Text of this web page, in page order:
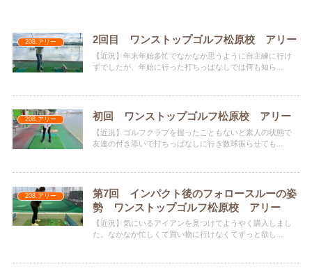
208.アリー 2回目 ワンストップゴルフ松原校 アリー
【近況】年末年始多忙でなかなか思うように自主練に行け
ずでしたが、年始に行った打ちっぱなしでは何も知ら...
208.アリー 初回 ワンストップゴルフ松原校 アリー
【近況】ゴルフクラブを握ったこともないど素人の状態で
友達の付き添いで打ちっぱなしに行き数球振らせても...
208.アリー
第7回 インパクト後のフォロースルーの姿
勢 ワンストップゴルフ松原校 アリー
【近況】気にいるアイアンを見つけてようやく購入しまし
た。なかなか忙しくて買い物に行けなくてずっと欲し...